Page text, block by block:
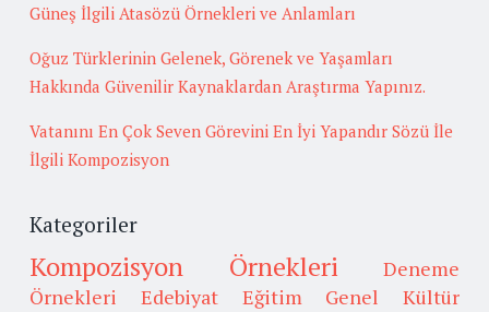
Güneş İlgili Atasözü Örnekleri ve Anlamları
Oğuz Türklerinin Gelenek, Görenek ve Yaşamları
Hakkında Güvenilir Kaynaklardan Araştırma Yapınız.
Vatanını En Çok Seven Görevini En İyi Yapandır Sözü İle
İlgili Kompozisyon
Kategoriler
Kompozisyon Örnekleri
Deneme
Örnekleri
Edebiyat Eğitim Genel Kültür